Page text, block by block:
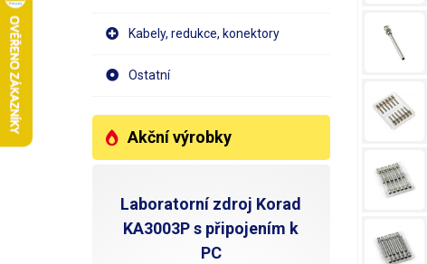
Kabely, redukce, konektory
Ostatní
Akční výrobky
Laboratorní zdroj Korad
KA3003P s připojením k
PC